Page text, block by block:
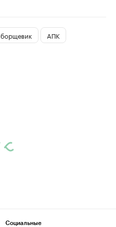
борщевик АПК
Социальные